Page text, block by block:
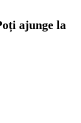
ajunge la